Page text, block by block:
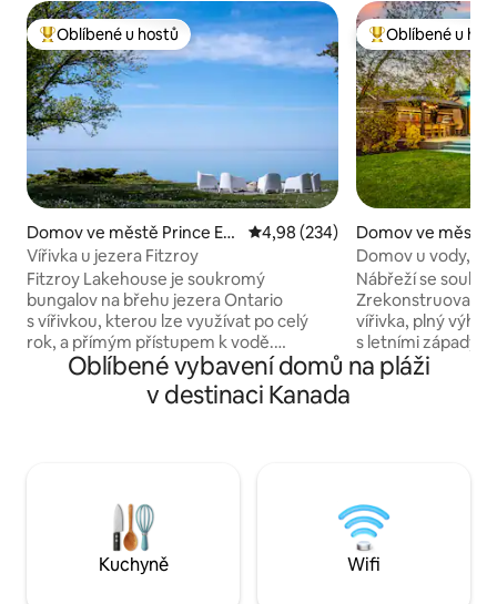
Nejlepší v kategorii Oblíbené u hostů
Oblíbené u hostů
Domov ve městě Prince Ed
ward
Průměrné hodnocení 4,98 z 5,
4,98 (234)
Vířivka u jezera Fitzroy
Fitzroy Lakehouse je soukromý
bungalov na břehu jezera Ontario
s vířivkou, kterou lze využívat po celý
rok, a přímým přístupem k vodě.
Z hlavního obytného prostoru a hlavní
ložnice se naskýtá výhled na jezero.
Součástí je také 60 metrů dlouhá
County a Conseconu, s rychlým
internetem Starlink, vyhrazeným
pracovním prostorem, ohništěm,
dětským hřištěm a nabíječkou pro
Nejlepší v
Oblíbené u
Domov ve městě
Domov u vody,
slunce a kousek
Nábřeží se
Zrekonstruovaný
vířivka, plný
s letními západy
Kousek od pláže
4 řádné ložnice
rychlá wifi a 77"
pwr. Několik
můžeš
V pěší
Oblíbené vybavení domů na pláži
v destinaci Kanada
Kuchyně Wifi